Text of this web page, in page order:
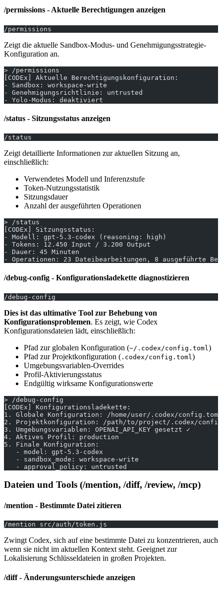
/permissions - Aktuelle Berechtigungen anzeigen
/permissions
Zeigt die aktuelle Sandbox-Modus- und Genehmigungsstrategie-
Konfiguration an.
> /permissions
[CODEx] Aktuelle Berechtigungskonfiguration:
- Sandbox: workspace-write
- Genehmigungsrichtlinie: untrusted
- Yolo-Modus: deaktiviert
/status - Sitzungsstatus anzeigen
/status
Zeigt detaillierte Informationen zur aktuellen Sitzung an,
einschließlich:
Verwendetes Modell und Inferenzstufe
Token-Nutzungsstatistik
Sitzungsdauer
Anzahl der ausgeführten Operationen
> /status
[CODEx] Sitzungsstatus:
- Modell: gpt-5.3-codex (reasoning: high)
- Tokens: 12.450 Input / 3.200 Output
- Dauer: 45 Minuten
- Operationen: 23 Dateibearbeitungen, 8 ausgeführte
/debug-config - Konfigurationsladekette diagnostizieren
/debug-config
Dies ist das ultimative Tool zur Behebung von
Konfigurationsproblemen. Es zeigt, wie Codex
Konfigurationsdateien lädt, einschließlich:
Pfad zur globalen Konfiguration (~/.codex/config.toml )
Pfad zur Projektkonfiguration ( .codex/config.toml )
Umgebungsvariablen-Overrides
Profil-Aktivierungsstatus
Endgültig wirksame Konfigurationswerte
> /debug-config
[CODEx] Konfigurationsladekette:
1. Globale Konfiguration: /home/user/.codex/
2. Projektkonfiguration: /path/to/project/.codex/
3. Umgebungsvariablen: OPENAI_API_KEY gesetzt ✓
4. Aktives Profil: production
5. Finale Konfiguration:
   - model: gpt-5.3-codex
   - sandbox_mode: workspace-write
   - approval_policy: untrusted
Dateien und Tools (/mention, /diff, /review, /mcp)
/mention - Bestimmte Datei zitieren
/mention src/auth/token.js
Zwingt Codex, sich auf eine bestimmte Datei zu konzentrieren, auch
wenn sie nicht im aktuellen Kontext steht. Geeignet zur
Lokalisierung Schlüsseldateien in großen Projekten.
/diff - Änderungsunterschiede anzeigen